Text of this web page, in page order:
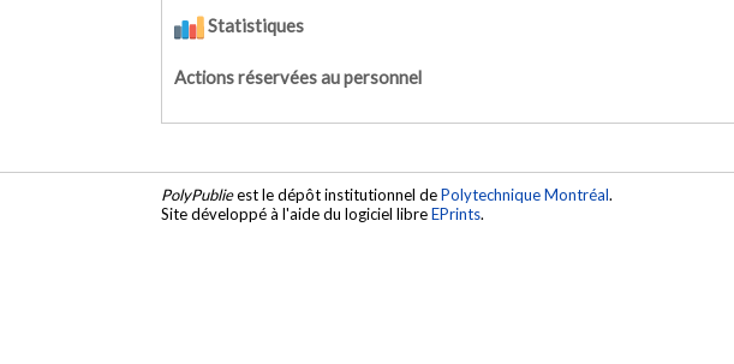
Statistiques
Actions réservées au personnel
PolyPublieest le dépôt institutionnel dePolytechnique Montréal.
Site développé à l'aide du logiciel libreEPrints.